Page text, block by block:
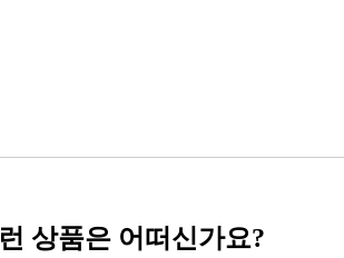
상품은 어떠신가요?